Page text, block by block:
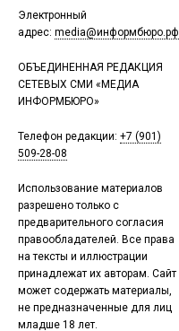
Электронный
адрес: media@информбюро.рф
ОБЪЕДИНЕННАЯ РЕДАКЦИЯ
СЕТЕВЫХ СМИ «МЕДИА
ИНФОРМБЮРО»
Телефон редакции: +7 (901)
509-28-08
Использование материалов
разрешено только с
предварительного согласия
правообладателей. Все права
на тексты и иллюстрации
принадлежат их авторам. Сайт
может содержать материалы,
не предназначенные для лиц
младше 18 лет.